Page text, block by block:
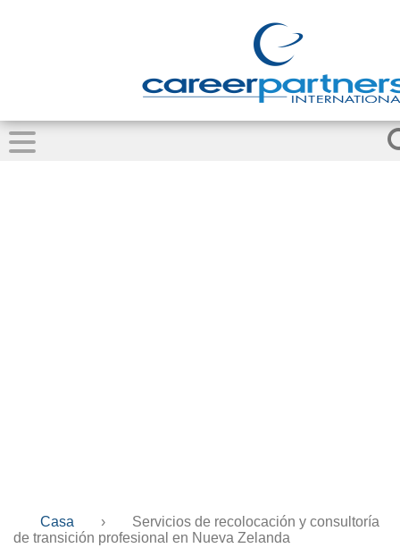
Casa ›
Servicios de recolocación y consultoría
de transición profesional en Nueva Zelanda